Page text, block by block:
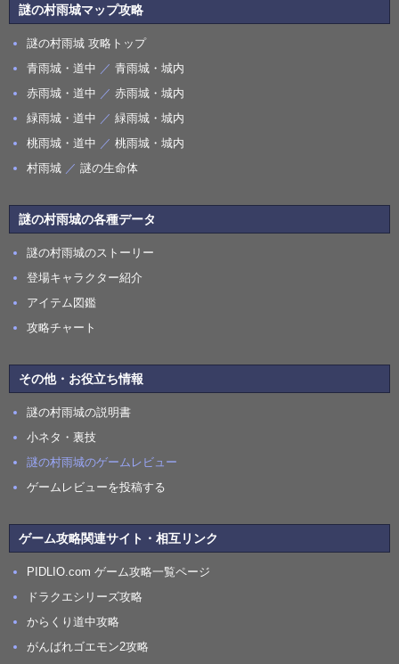
謎の村雨城マップ攻略
謎の村雨城 攻略トップ
青雨城・道中 ／ 青雨城・城内
赤雨城・道中 ／ 赤雨城・城内
緑雨城・道中 ／ 緑雨城・城内
桃雨城・道中 ／ 桃雨城・城内
村雨城 ／ 謎の生命体
謎の村雨城の各種データ
謎の村雨城のストーリー
登場キャラクター紹介
アイテム図鑑
攻略チャート
その他・お役立ち情報
謎の村雨城の説明書
小ネタ・裏技
謎の村雨城のゲームレビュー
ゲームレビューを投稿する
ゲーム攻略関連サイト・相互リンク
PIDLIO.com ゲーム攻略一覧ページ
ドラクエシリーズ攻略
からくり道中攻略
がんばれゴエモン2攻略